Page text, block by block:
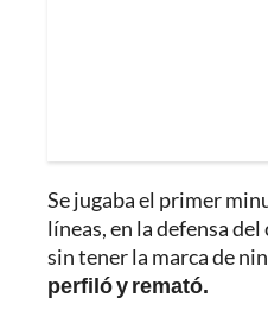
Se jugaba el primer
líneas, en la defensa
sin tener la marca de
perfiló y remató.